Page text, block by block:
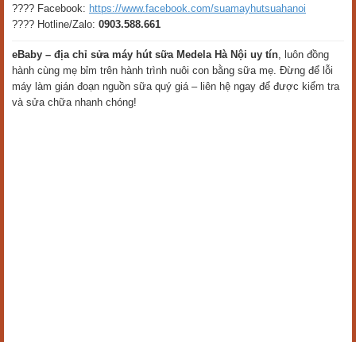
???? Facebook: https://www.facebook.com/suamayhutsuahanoi
???? Hotline/Zalo: 0903.588.661
eBaby – địa chỉ sửa máy hút sữa Medela Hà Nội uy tín , luôn đồng
hành cùng mẹ bỉm trên hành trình nuôi con bằng sữa mẹ. Đừng để lỗi
máy làm gián đoạn nguồn sữa quý giá – liên hệ ngay để được kiểm tra
và sửa chữa nhanh chóng!